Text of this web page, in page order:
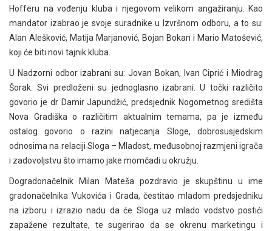
Hofferu na vođenju kluba i njegovom velikom angažiranju. Kao
mandator izabrao je svoje suradnike u Izvršnom odboru, a to su:
Alan Alešković, Matija Marjanović, Bojan Bokan i Mario Matošević,
koji će biti novi tajnik kluba.
U Nadzorni odbor izabrani su: Jovan Bokan, Ivan Ciprić i Miodrag
Šorak. Svi predloženi su jednoglasno izabrani. U točki različito
govorio je dr Damir Japundžić, predsjednik Nogometnog središta
Nova Gradiška o različitim aktualnim temama, pa je između
ostalog govorio o razini natjecanja Sloge, dobrosusjedskim
odnosima na relaciji Sloga – Mladost, međusobnoj razmjeni igrača
i zadovoljstvu što imamo jake momčadi u okružju.
Dogradonačelnik Milan Mateša pozdravio je skupštinu u ime
gradonačelnika Vukovića i Grada, čestitao mladom predsjedniku
na izboru i izrazio nadu da će Sloga uz mlado vodstvo postići
zapažene rezultate, te sugerirao da se okrenu marketingu i